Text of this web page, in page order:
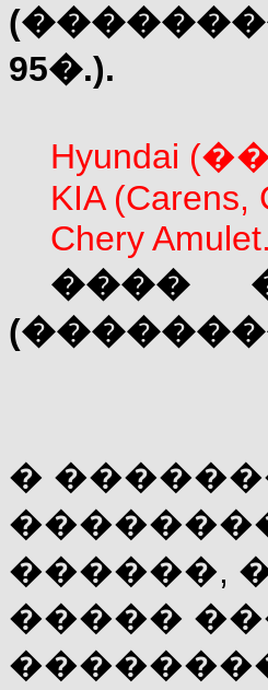
95�.).
Hyundai (
KIA (Carens,
Chery Amulet.
����
�
������,
�����